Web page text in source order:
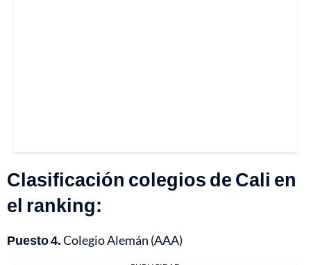
Clasificación colegios de Cali en
el ranking:
Puesto 4.Colegio Alemán (AAA)